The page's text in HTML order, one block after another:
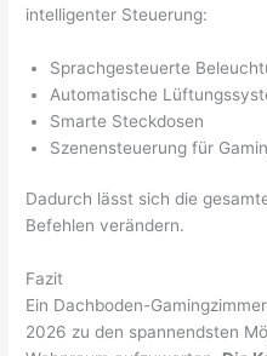
intelligenter Steuerung:
Sprachgesteuerte
Automatische
Smarte Steckdosen
Szenensteuerung für
Dadurch lässt sich die
Befehlen verändern.
Fazit
Ein Dachboden-
2026 zu den spannendsten